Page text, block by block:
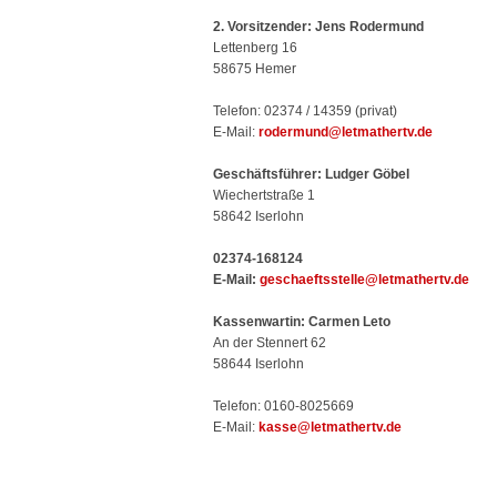
2. Vorsitzender: Jens Rodermund
Lettenberg 16
58675 Hemer
Telefon: 02374 / 14359 (privat)
E-Mail: rodermund@letmathertv.de
Geschäftsführer: Ludger Göbel
Wiechertstraße 1
58642 Iserlohn
02374-168124
E-Mail: geschaeftsstelle@letmathertv.de
Kassenwartin: Carmen Leto
An der Stennert 62
58644 Iserlohn
Telefon: 0160-8025669
E-Mail: kasse@letmathertv.de